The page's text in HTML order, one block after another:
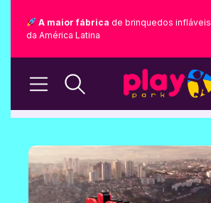
A maior fábrica de brinquedos infláveis
da América Latina
BLOG
Home Blog